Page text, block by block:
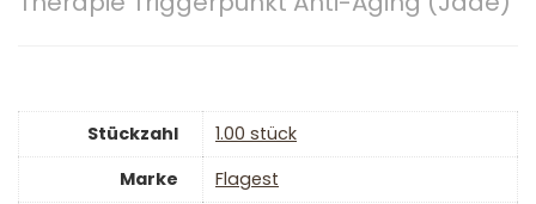
Stückzahl
‎1.00 stück
Marke
‎Flagest